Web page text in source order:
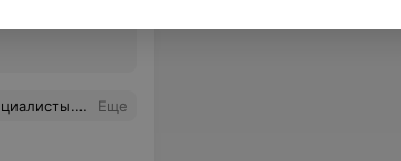
внимание. А так все отлично :) Еще